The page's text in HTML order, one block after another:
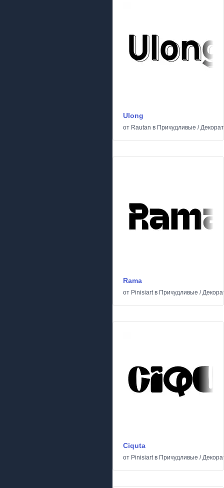
Ulong
от Rautan в Причудливые /
Rama
от Pinisiartв Причудливые /
Ciquta
от Pinisiartв Причудливые /